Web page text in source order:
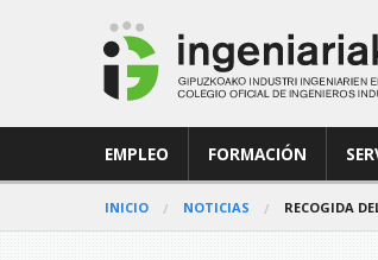
EMPLEO FORMACIÓN
INICIO NOTICIAS RECOGIDA